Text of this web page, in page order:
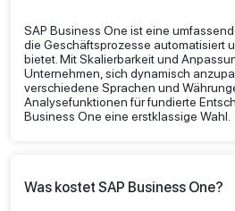
SAP Business One ist eine
die Geschäftsprozesse automatisiert
bietet. Mit Skalierbarkeit und
Unternehmen, sich dynamisch
verschiedene Sprachen und
Analysefunktionen für fundierte
Business One eine erstklassige Wahl.
Was kostet SAP Business One?